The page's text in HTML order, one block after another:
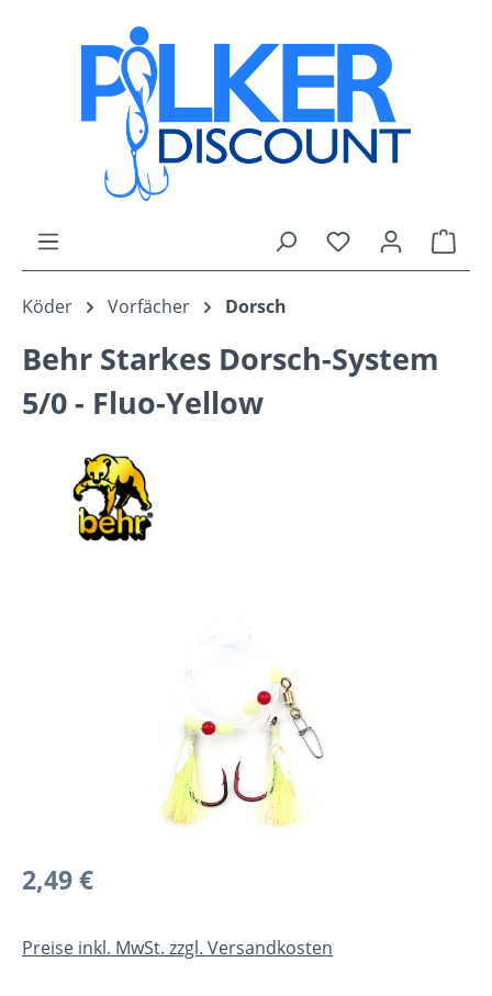
Zum Hauptinhalt springen
Du hast 0
Köder Vorfächer Dorsch
Behr Starkes Dorsch-System
5/0 - Fluo-Yellow
Regulärer Preis:
2,49 €
Preise inkl. MwSt. zzgl. Versandkosten